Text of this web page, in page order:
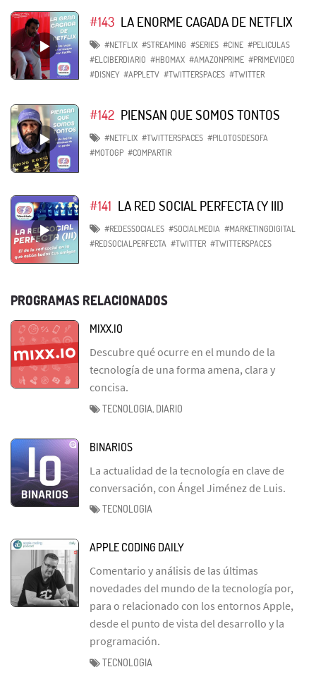
#143 LA ENORME CAGADA DE NETFLIX
#NETFLIX #STREAMING #SERIES #CINE #PELICULAS
#ELCIBERDIARIO #HBOMAX #AMAZONPRIME #PRIMEVIDEO
#DISNEY #APPLETV #TWITTERSPACES #TWITTER
#142 PIENSAN QUE SOMOS TONTOS
#NETFLIX #TWITTERSPACES #PILOTOSDESOFA
#MOTOGP #COMPARTIR
#141 LA RED SOCIAL PERFECTA (Y III)
#REDESSOCIALES #SOCIALMEDIA #MARKETINGDIGITAL
#REDSOCIALPERFECTA #TWITTER #TWITTERSPACES
PROGRAMAS RELACIONADOS
MIXX.IO
Descubre qué ocurre en el mundo de la
tecnología de una forma amena, clara y
concisa.
TECNOLOGIA, DIARIO
BINARIOS
La actualidad de la tecnología en clave de
conversación, con Ángel Jiménez de Luis.
TECNOLOGIA
APPLE CODING DAILY
Comentario y análisis de las últimas
novedades del mundo de la tecnología por,
para o relacionado con los entornos Apple,
desde el punto de vista del desarrollo y la
programación.
TECNOLOGIA